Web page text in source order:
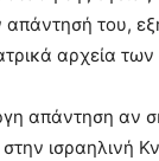
του,
αρχεία
απάντηση αν
ισραηλινή